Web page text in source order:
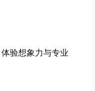
验想象力与专业